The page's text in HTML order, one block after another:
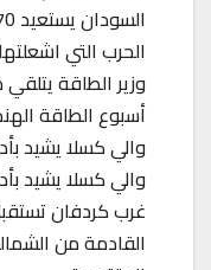
الحرب التي
وزير الطاقة
أسبوع الطاقة
والي كسلا يشيد
والي كسلا يشيد
غرب كردفان
القادمة من